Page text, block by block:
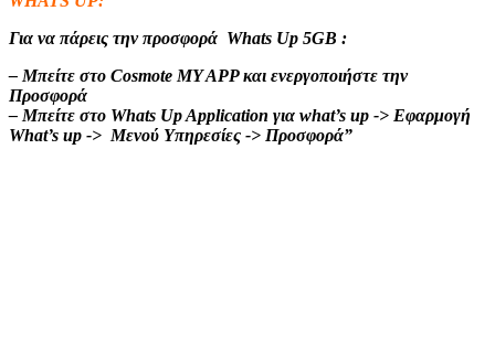
Για να πάρεις την προσφορά Whats Up 5GB :
– Μπείτε στο Cosmote MY APP και ενεργοποιήστε την
Προσφορά
– Μπείτε στο Whats Up Application για what’s up -> Εφαρμογή
What’s up -> Mενού Yπηρεσίες -> Προσφορά”